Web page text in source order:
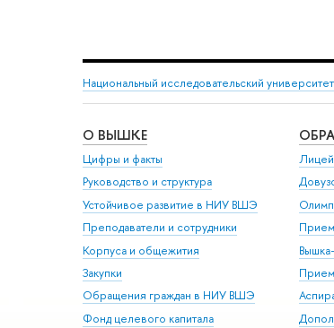
Национальный исследовательский
О ВЫШКЕ
Цифры и факты
Руководство и структура
Устойчивое развитие в НИУ ВШЭ
Преподаватели и сотрудники
Корпуса и общежития
Закупки
Обращения граждан в НИУ ВШЭ
Фонд целевого капитала
Лицей
Прием
Прием